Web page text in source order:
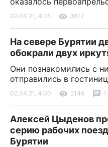
02.04.21, 4:05 3612
На севере Бурятии
обокрали двух
Они познакомились с
отправились в
02.04.21, 4:00 2146 1
Алексей Цыденов
серию рабочих
Бурятии